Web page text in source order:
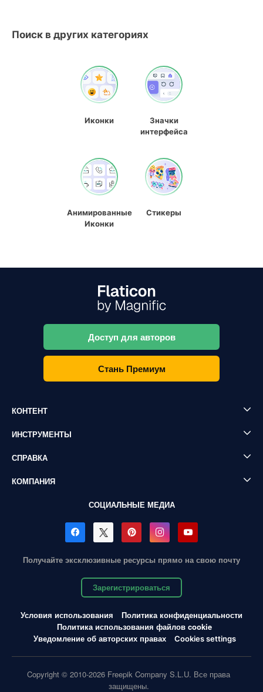
Поиск в других категориях
Иконки
Значки
интерфейса
Анимированные
Иконки
Стикеры
Доступ для авторов
Стань Премиум
КОНТЕНТ
ИНСТРУМЕНТЫ
СПРАВКА
КОМПАНИЯ
СОЦИАЛЬНЫЕ МЕДИА
Получайте эксклюзивные ресурсы прямо на свою почту
Зарегистрироваться
Условия использования
Политика конфиденциальности
Политика использования файлов cookie
Уведомление об авторских правах
Cookies settings
Copyright © 2010-2026 Freepik Company S.L.U. Все права
защищены.